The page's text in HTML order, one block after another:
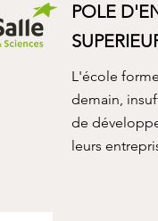
POLE
L'école
demain,
de
leurs